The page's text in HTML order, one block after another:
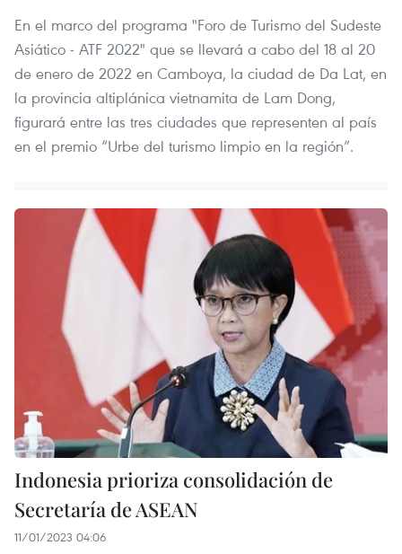
En el marco del programa "Foro de Turismo del Sudeste
Asiático - ATF 2022" que se llevará a cabo del 18 al 20
de enero de 2022 en Camboya, la ciudad de Da Lat, en
la provincia altiplánica vietnamita de Lam Dong,
figurará entre las tres ciudades que representen al país
en el premio “Urbe del turismo limpio en la región”.
Indonesia prioriza consolidación de
Secretaría de ASEAN
11/01/2023 04:06